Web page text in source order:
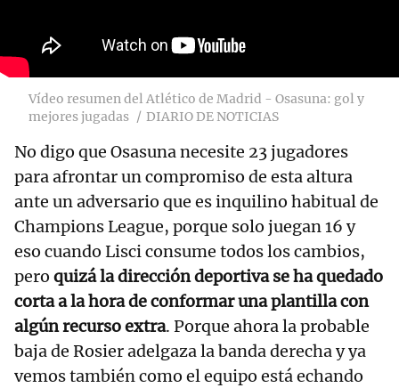
Vídeo resumen del Atlético de Madrid - Osasuna: gol y
mejores jugadas
DIARIO DE NOTICIAS
No digo que Osasuna necesite 23 jugadores
para afrontar un compromiso de esta altura
ante un adversario que es inquilino habitual de
Champions League, porque solo juegan 16 y
eso cuando Lisci consume todos los cambios,
pero quizá la dirección deportiva se ha quedado
corta a la hora de conformar una plantilla con
algún recurso extra. Porque ahora la probable
baja de Rosier adelgaza la banda derecha y ya
vemos también como el equipo está echando